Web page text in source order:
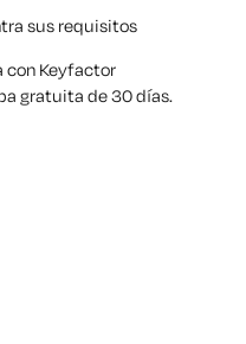
sus requisitos
con Keyfactor
gratuita de 30 días.